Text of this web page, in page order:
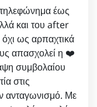
έως
και του after
ως αρπαχτικά
απασχολεί η ❤️
συμβολαίου
στις
ανταγωνισμό. Με